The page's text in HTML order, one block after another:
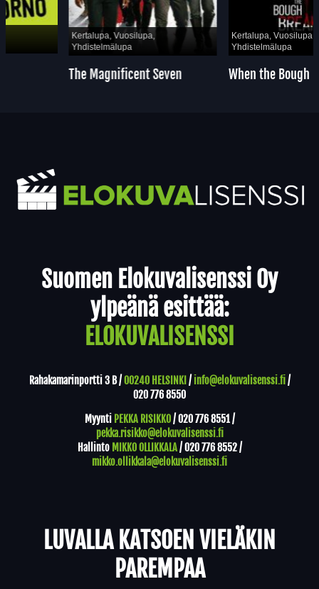
Kertalupa, Vuosilupa,
Yhdistelmälupa
The Magnificent Seven
Kertalupa, Vuosilupa,
Yhdistelmälupa
When the Bough Breaks
Suomen Elokuvalisenssi Oy
ylpeänä esittää:
ELOKUVALISENSSI
Rahakamarinportti 3 B /00240 HELSINKI / info@elokuvalisenssi.fi/
020 776 8550
Myynti PEKKA RISIKKO/020 776 8551/
pekka.risikko@elokuvalisenssi.fi
Hallinto MIKKO OLLIKKALA/020 776 8552/
mikko.ollikkala@elokuvalisenssi.fi
LUVALLA KATSOEN VIELÄKIN
PAREMPAA